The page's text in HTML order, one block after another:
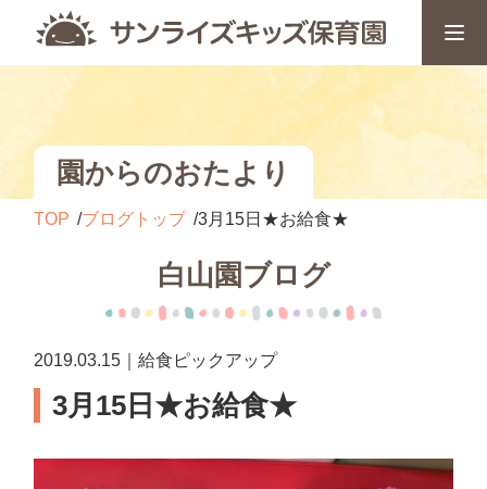
園からのおたより
TOP ブログトップ 3月15日★お給食★
白山園ブログ
2019.03.15｜給食ピックアップ
3月15日★お給食★